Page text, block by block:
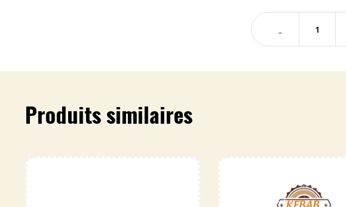
Produits similaires